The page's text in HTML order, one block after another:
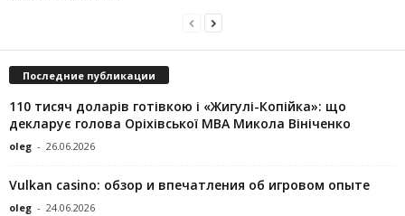
Последние публикации
110 тисяч доларів готівкою і «Жигулі-Копійка»: що
декларує голова Оріхівської МВА Микола Вініченко
oleg - 26.06.2026
Vulkan casino: обзор и впечатления об игровом опыте
oleg - 24.06.2026